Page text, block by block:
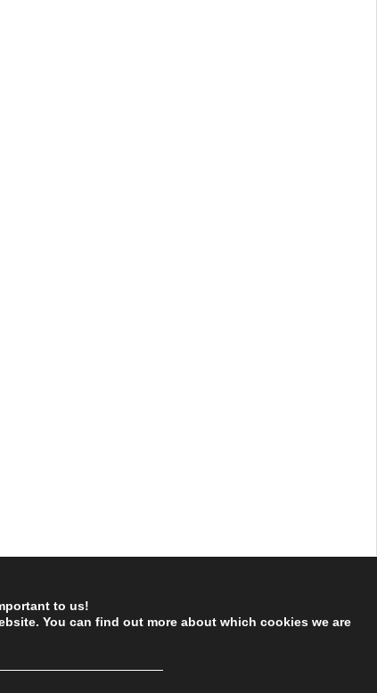
to us!
You can find out more about which cookies we are